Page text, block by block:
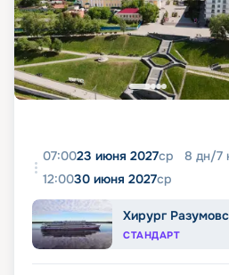
07:0023 июня 2027ср 8 дн/7
12:0030 июня 2027ср
Хирург
СТАНДАРТ